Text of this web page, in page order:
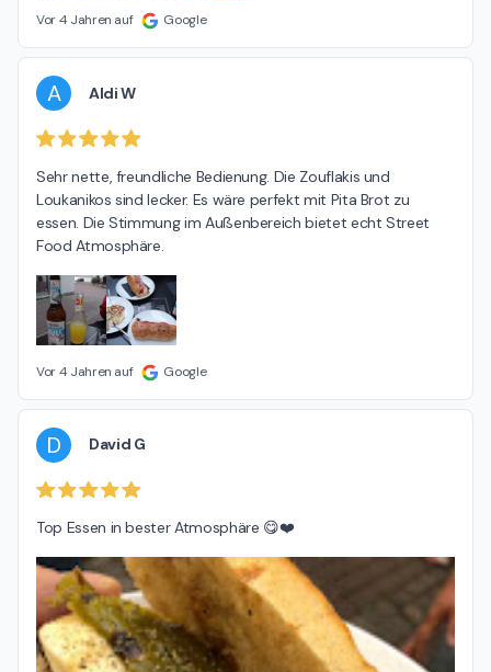
Vor 4 Jahren auf Google
A Aldi W
Sehr nette, freundliche Bedienung. Die Zouflakis und
Loukanikos sind lecker. Es wäre perfekt mit Pita Brot zu
essen. Die Stimmung im Außenbereich bietet echt Street
Food Atmosphäre.
Vor 4 Jahren auf Google
D David G
Top Essen in bester Atmosphäre 😋❤️